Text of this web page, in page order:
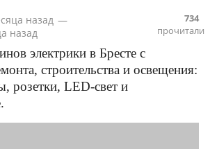
назад —
назад
734
прочитали
электрики в Бресте с
строительства и освещения:
розетки, LED-свет и